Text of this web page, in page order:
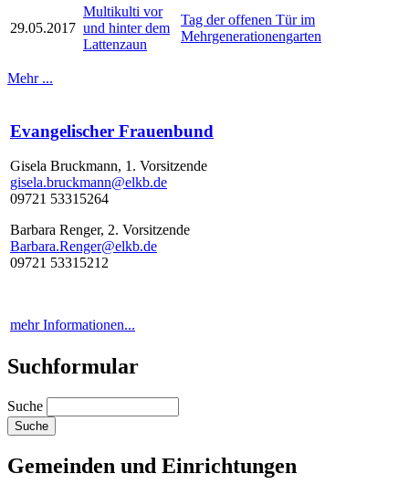
29.05.2017
Multikulti vor
und hinter dem
Lattenzaun
Tag der offenen Tür im
Mehrgenerationengarten
Mehr ...
Evangelischer Frauenbund
Gisela Bruckmann, 1. Vorsitzende
gisela.bruckmann@elkb.de
09721 53315264
Barbara Renger, 2. Vorsitzende
Barbara.Renger@elkb.de
09721 53315212
mehr Informationen...
Suchformular
Suche
Gemeinden und Einrichtungen